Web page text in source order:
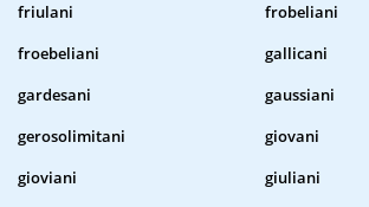
friulani
frobeliani
froebeliani
gallicani
gardesani
gaussiani
gerosolimitani
giovani
gioviani
giuliani